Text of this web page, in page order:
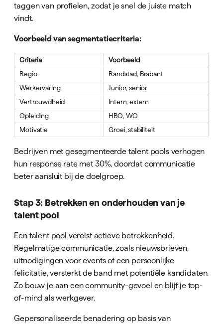
taggen van profielen, zodat je snel de juiste match
vindt.
Voorbeeld van segmentatiecriteria:
Criteria
Voorbeeld
Regio
Randstad, Brabant
Werkervaring
Junior, senior
Vertrouwdheid
Intern, extern
Opleiding
HBO, WO
Motivatie
Groei, stabiliteit
Bedrijven met gesegmenteerde talent pools verhogen
hun response rate met 30%, doordat communicatie
beter aansluit bij de doelgroep.
Stap 3: Betrekken en onderhouden van je
talent pool
Een talent pool vereist actieve betrokkenheid.
Regelmatige communicatie, zoals nieuwsbrieven,
uitnodigingen voor events of een persoonlijke
felicitatie, versterkt de band met potentiële kandidaten.
Zo bouw je aan een community-gevoel en blijf je top-
of-mind als werkgever.
Gepersonaliseerde benadering op basis van